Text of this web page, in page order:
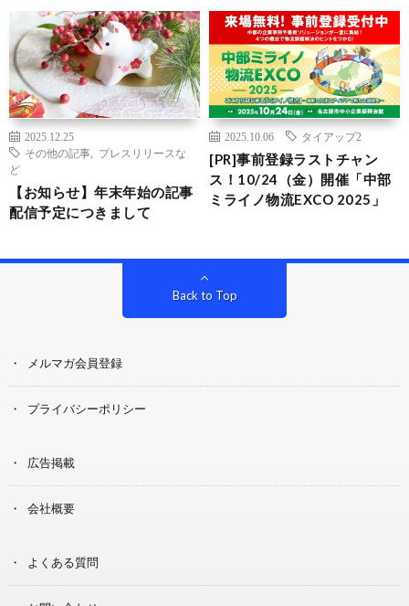
2025.12.25
その他の記事
プレスリリースな
ど
【お知らせ】年末年始の記事
配信予定につきまして
2025.10.06 タイアップ2
[PR]事前登録ラストチャン
ス！10/24（金）開催「中部
ミライノ物流EXCO 2025」
Back to Top
メルマガ会員登録
プライバシーポリシー
広告掲載
会社概要
よくある質問